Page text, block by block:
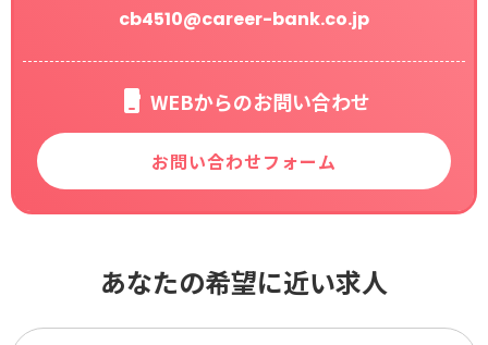
cb4510@career-bank.co.jp
WEBからのお問い合わせ
お問い合わせフォーム
あなたの希望に近い求人